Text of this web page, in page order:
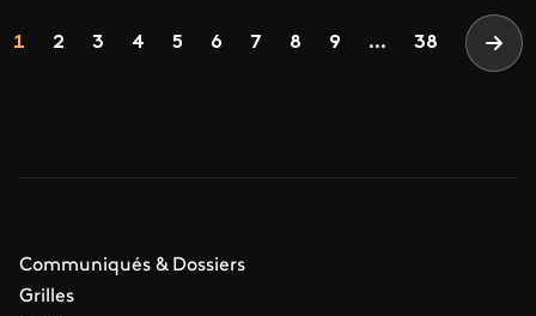
Page
1 Page
2 Page
3 Page
4 Page
5 Page
6 Page
7 Page
8 Page
9 ... 38
Communiqués & Dossiers
Grilles